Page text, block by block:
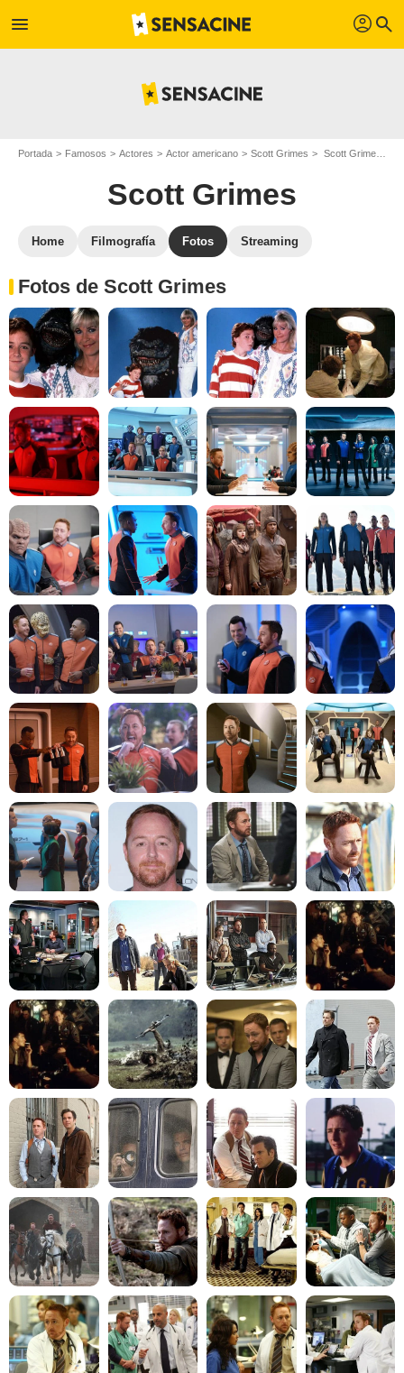
menu profil search
Portada Famosos Actores Actor americano Scott Grimes Scott Grimes : Fotos de sus películas y series
Scott Grimes
Home Filmografía Fotos Streaming
Fotos de Scott Grimes